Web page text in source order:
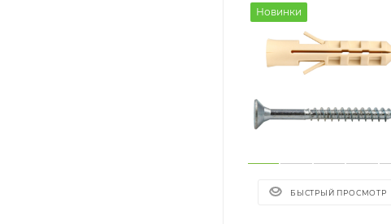
Новинки
БЫСТРЫЙ ПРОСМОТР